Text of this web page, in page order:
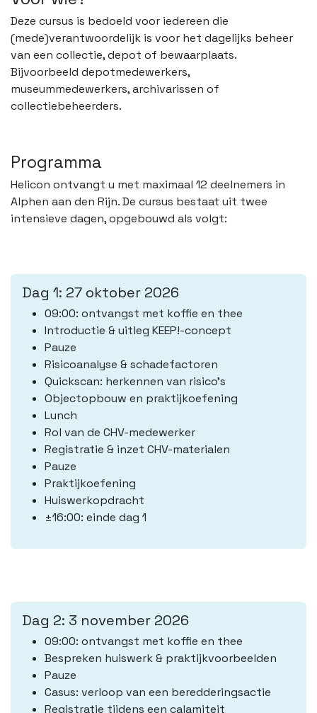
Deze cursus is bedoeld voor iedereen die
(mede)verantwoordelijk is voor het dagelijks beheer
van een collectie, depot of bewaarplaats.
Bijvoorbeeld depotmedewerkers,
museummedewerkers, archivarissen of
collectiebeheerders.
Programma
Helicon ontvangt u met maximaal 12 deelnemers in
Alphen aan den Rijn. De cursus bestaat uit twee
intensieve dagen, opgebouwd als volgt:
Dag 1: 27 oktober 2026
09:00: ontvangst met koffie en thee
Introductie & uitleg KEEP!-concept
Pauze
Risicoanalyse & schadefactoren
Quickscan: herkennen van risico’s
Objectopbouw en praktijkoefening
Lunch
Rol van de CHV-medewerker
Registratie & inzet CHV-materialen
Pauze
Praktijkoefening
Huiswerkopdracht
±16:00: einde dag 1
Dag 2: 3 november 2026
09:00: ontvangst met koffie en thee
Bespreken huiswerk & praktijkvoorbeelden
Pauze
Casus: verloop van een beredderingsactie
Registratie tijdens een calamiteit